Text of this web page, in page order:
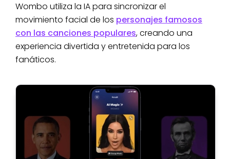
Wombo utiliza la IA para sincronizar el
movimiento facial de los personajes famosos
con las canciones populares, creando una
experiencia divertida y entretenida para los
fanáticos.